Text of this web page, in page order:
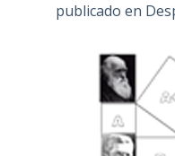
publicado en